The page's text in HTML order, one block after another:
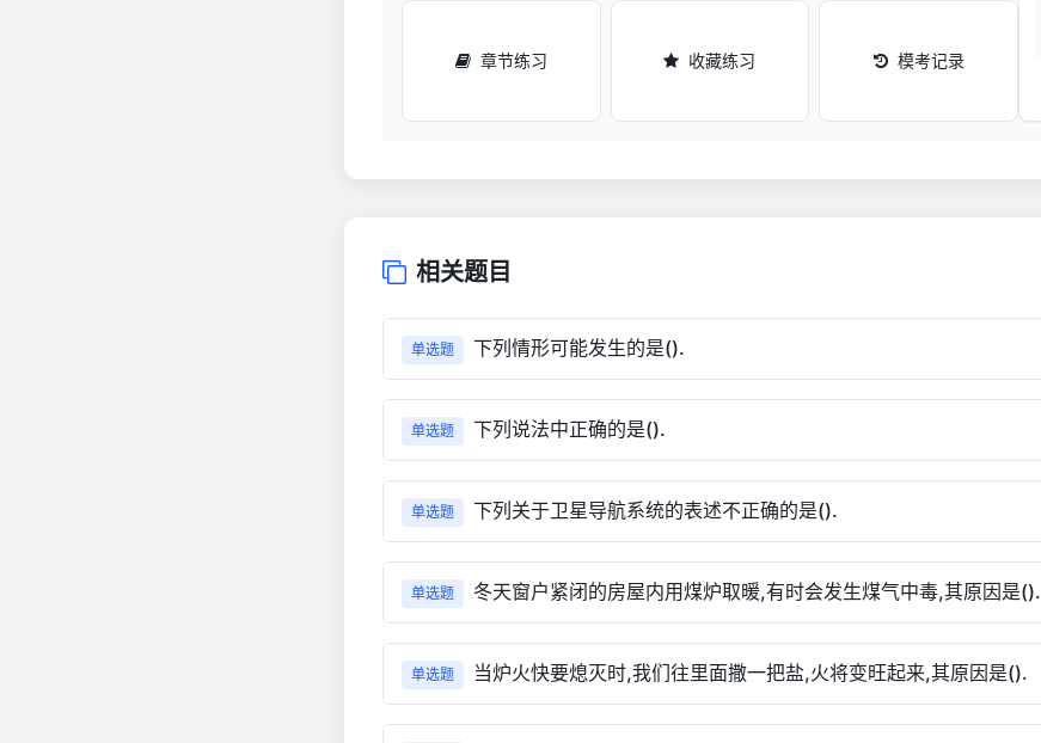
章节练习 收藏练习 模考记录
相关题目
单选题 下列情形可能发生的是().
单选题 下列说法中正确的是().
单选题 下列关于卫星导航系统的表述不正确的是().
单选题 冬天窗户紧闭的房屋内用煤炉取暖,有时会发生煤气中毒,其原因是().
单选题 当炉火快要熄灭时,我们往里面撒一把盐,火将变旺起来,其原因是().